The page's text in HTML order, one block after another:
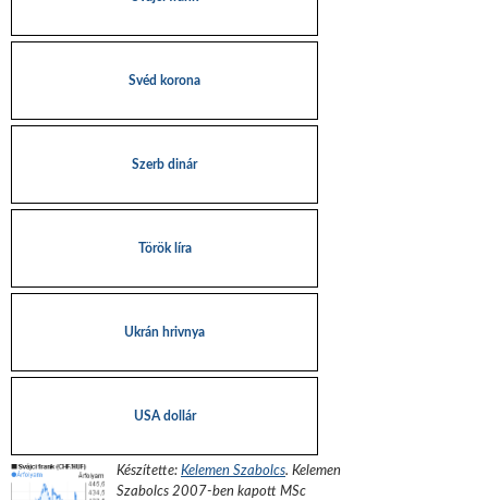
Svéd korona
Szerb dinár
Török líra
Ukrán hrivnya
USA dollár
Készítette: Kelemen Szabolcs. Kelemen
Szabolcs 2007-ben kapott MSc